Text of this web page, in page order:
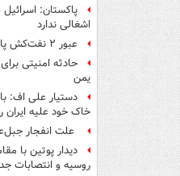
پاکستان:
اشغالی ندارد
عبور ۲ نفت‌کش پاکستانی از تنگه باب‌المندب
حادثه امنیتی
یمن
دستیار علی اف:
خاک خود علیه ایران
علت انفجار
دیدار پوتین با
روسیه و انتصابات